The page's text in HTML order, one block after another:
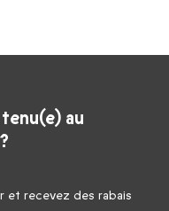
au
et recevez des rabais